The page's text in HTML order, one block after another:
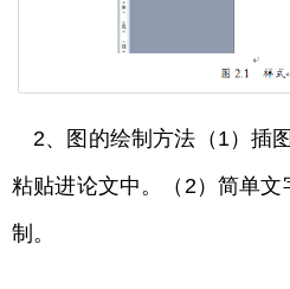
2、图的绘制方法（1）插
粘贴进论文中。（2）简单
制。